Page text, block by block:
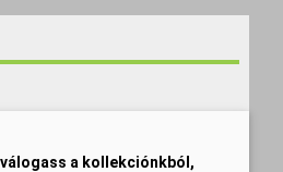
a kollekciónkból,